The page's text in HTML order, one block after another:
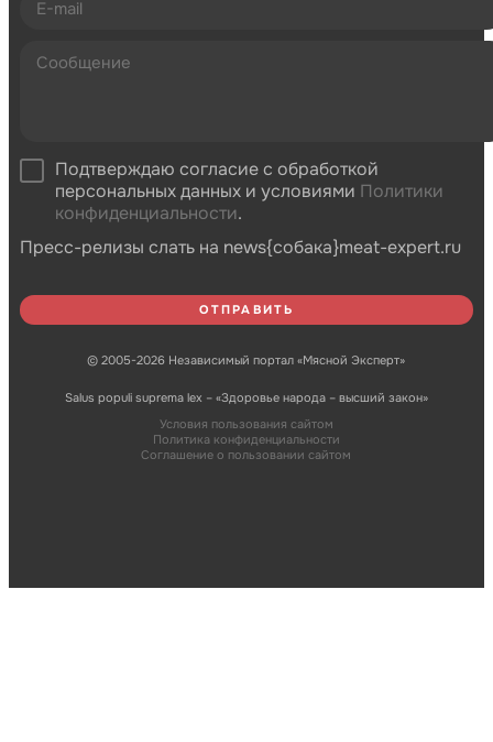
Подтверждаю согласие с обработкой
персональных данных и условиями Политики
конфиденциальности.
Пресс-релизы слать на news{собака}meat-expert.ru
© 2005-2026 Независимый портал «Мясной Эксперт»
Salus populi suprema lex – «Здоровье народа – высший закон»
Условия пользования сайтом
Политика конфиденциальности
Соглашение о пользовании сайтом